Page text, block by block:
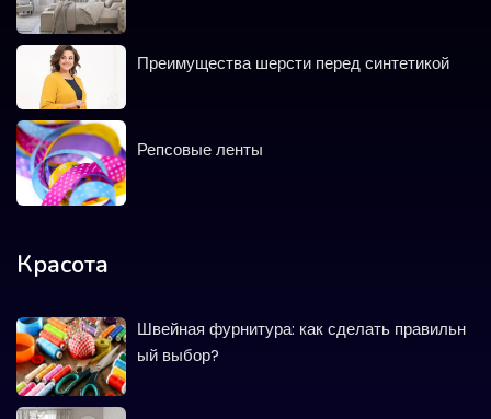
Преимущества шерсти перед синтетикой
Репсовые ленты
Красота
Швейная фурнитура: как сделать правильн
ый выбор?